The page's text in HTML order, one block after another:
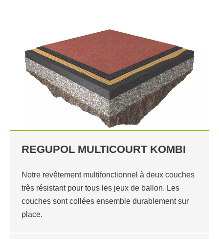
REGUPOL MULTICOURT KOMBI
Notre revêtement multifonctionnel à deux couches
très résistant pour tous les jeux de ballon. Les
couches sont collées ensemble durablement sur
place.